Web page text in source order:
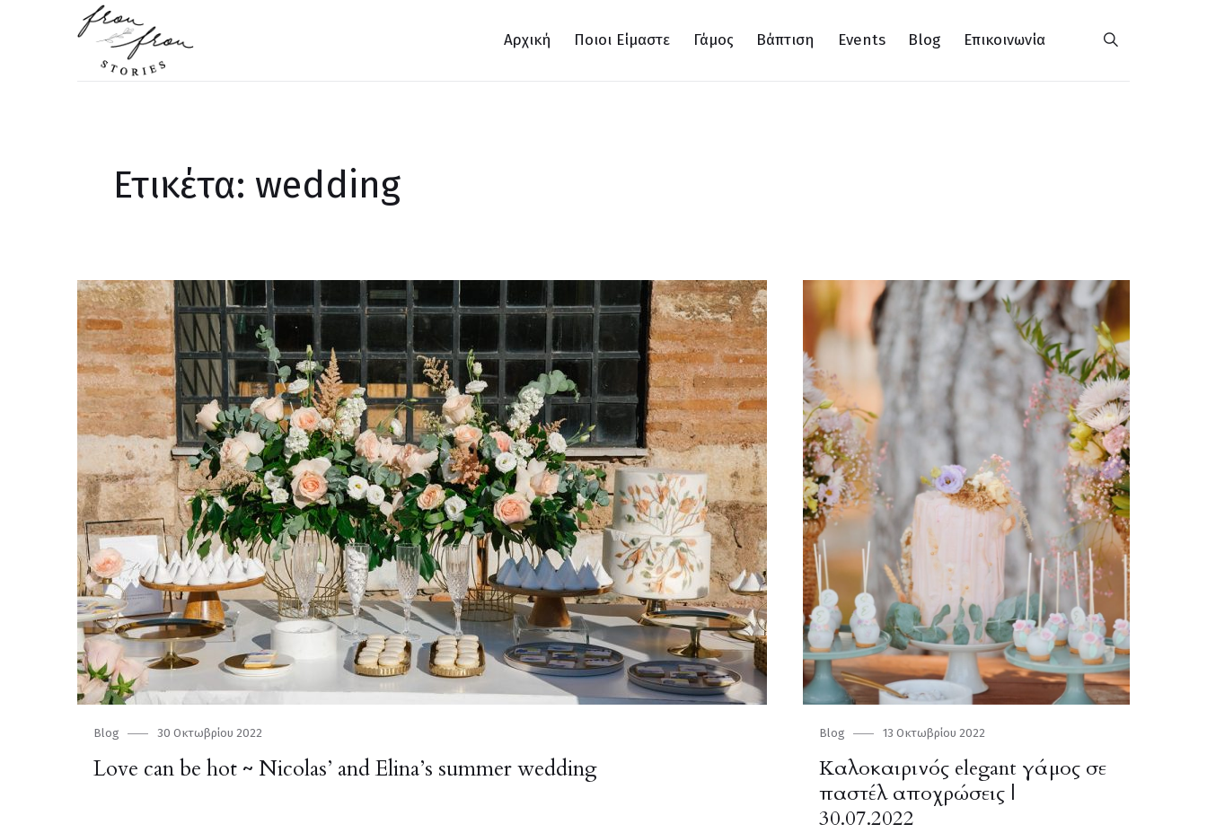
FROU FROU STORIES Αρχική Ποιοι Είμαστε Γάμος Βάπτιση Events Blog Επικοινωνία
Ετικέτα: wedding
Category
Blog
Posted
30 Οκτωβρίου 2022
Love can be hot ~ Nicolas’ and Elina’s summer wedding
Category
Blog
Posted
13 Οκτωβρίου 2022
Καλοκαιρινός elegant γάμος σε
παστέλ αποχρώσεις |
30.07.2022